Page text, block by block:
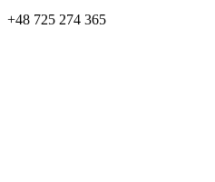
+48 725 274 365